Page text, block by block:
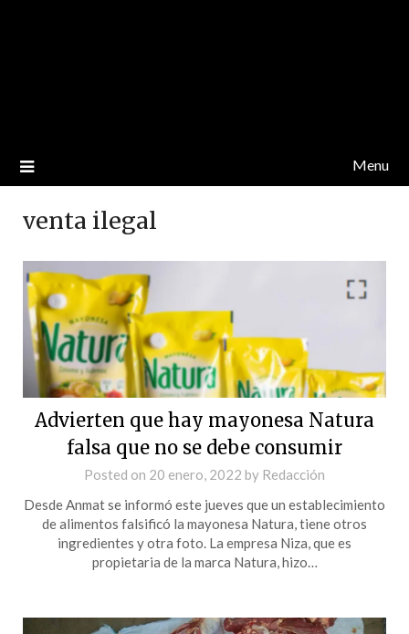
Menu
venta ilegal
Advierten que hay mayonesa Natura
falsa que no se debe consumir
Posted on 20 enero, 2022 by Redacción
Desde Anmat se informó este jueves que un establecimiento
de alimentos falsificó la mayonesa Natura, tiene otros
ingredientes y otra foto. La empresa Niza, que es
propietaria de la marca Natura, hizo…